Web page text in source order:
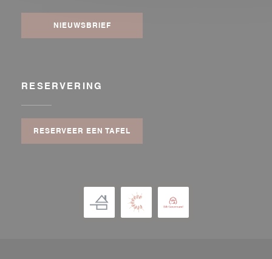
NIEUWSBRIEF
RESERVERING
RESERVEER EEN TAFEL